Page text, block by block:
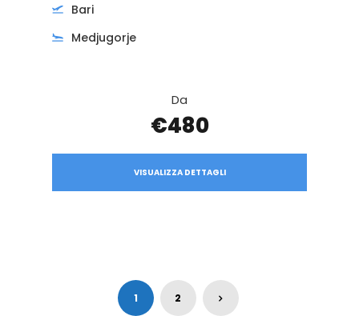
Bari
Medjugorje
Da
€480
VISUALIZZA DETTAGLI
1 2